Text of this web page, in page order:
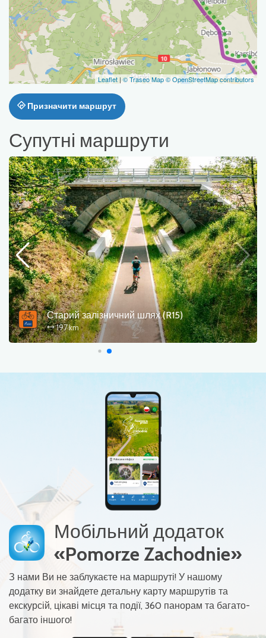
Leaflet | © Traseo Map© OpenStreetMap contributors
Призначити маршрут
Супутні маршрути
Маршрут Західних озер (R20)
336 km
Мобільний додаток
«Pomorze Zachodnie»
З нами Ви не заблукаєте на маршруті! У нашому
додатку ви знайдете детальну карту маршрутів та
екскурсій, цікаві місця та події, 360 панорам та багато-
багато іншого!